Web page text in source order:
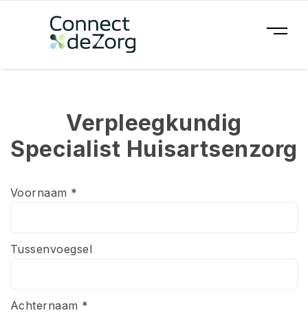
Verpleegkundig
Specialist Huisartsenzorg
Voornaam *
Tussenvoegsel
Achternaam *